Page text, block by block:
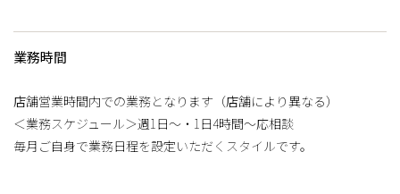
業務時間
店舗営業時間内での業務となります（店舗により異なる）
＜業務スケジュール＞週1日～・1日4時間～応相談
毎月ご自身で業務日程を設定いただくスタイルです。